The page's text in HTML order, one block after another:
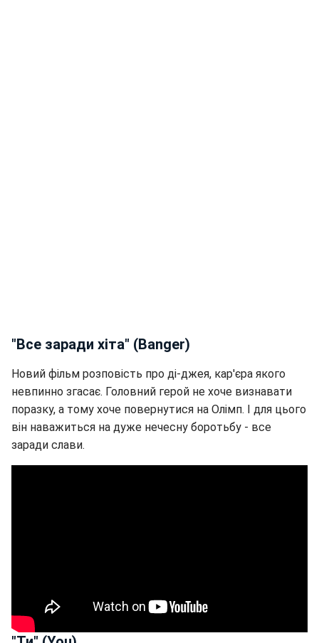
"Все заради хіта" (Banger)
Новий фільм розповість про ді-джея, кар'єра якого
невпинно згасає. Головний герой не хоче визнавати
поразку, а тому хоче повернутися на Олімп. І для цього
він наважиться на дуже нечесну боротьбу - все
заради слави.